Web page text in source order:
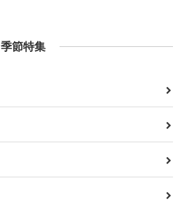
季節特集